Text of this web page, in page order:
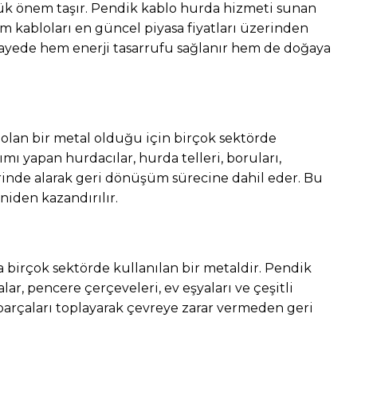
önem taşır. Pendik kablo hurda hizmeti sunan
kabloları en güncel piyasa fiyatları üzerinden
hem enerji tasarrufu sağlanır hem de doğaya
olan bir metal olduğu için birçok sektörde
yapan hurdacılar, hurda telleri, boruları,
alarak geri dönüşüm sürecine dahil eder. Bu
kazandırılır.
birçok sektörde kullanılan bir metaldir. Pendik
pencere çerçeveleri, ev eşyaları ve çeşitli
toplayarak çevreye zarar vermeden geri